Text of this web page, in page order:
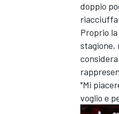
doppio
Proprio
stagione,
"Mi
voglio e